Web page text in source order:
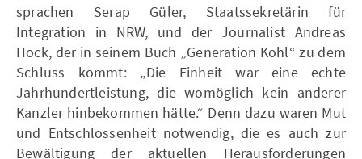
sprachen Serap Güler, Staatssekretärin für
Integration in NRW, und der Journalist Andreas
Hock, der in seinem Buch „Generation Kohl“ zu dem
Schluss kommt: „Die Einheit war eine echte
Jahrhundertleistung, die womöglich kein anderer
Kanzler hinbekommen hätte.“ Denn dazu waren Mut
und Entschlossenheit notwendig, die es auch zur
Bewältigung der aktuellen Herausforderungen